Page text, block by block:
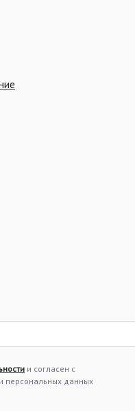
и согласен с
персональных данных